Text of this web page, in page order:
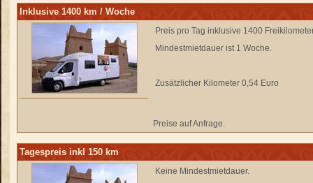
Inklusive 1400 km / Woche
Preis pro Tag inklusive 1400
Mindestmietdauer ist 1 Woche.
Zusätzlicher Kilometer 0,54 Euro
Preise auf Anfrage.
Tagespreis inkl 150 km
Keine Mindestmietdauer.